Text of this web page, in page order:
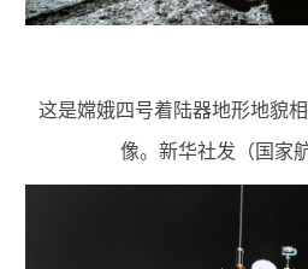
这是嫦娥四号着陆器地形地貌
像。新华社发（国家